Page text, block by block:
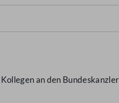
an den